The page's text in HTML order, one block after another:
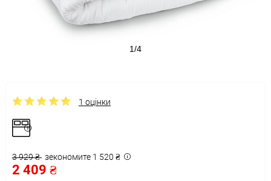
1/4
1 оцінки
3 929 ₴ зекономите 1 520 ₴
2 409 ₴